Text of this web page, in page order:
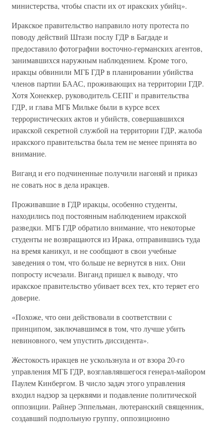
министерства, чтобы спасти их от иракских убийц».
Иракское правительство направило ноту протеста по
поводу действий Штази послу ГДР в Багдаде и
предоставило фотографии восточно-германских агентов,
занимавшихся наружным наблюдением. Кроме того,
иракцы обвинили МГБ ГДР в планировании убийства
членов партии БААС, проживающих на территории ГДР.
Хотя Хонеккер, руководитель СЕПГ и правительства
ГДР, и глава МГБ Мильке были в курсе всех
террористических актов и убийств, совершавшихся
иракской секретной службой на территории ГДР, жалоба
иракского правительства была тем не менее принята во
внимание.
Виганд и его подчиненные получили нагоняй и приказ
не совать нос в дела иракцев.
Проживавшие в ГДР иракцы, особенно студенты,
находились под постоянным наблюдением иракской
разведки. МГБ ГДР обратило внимание, что некоторые
студенты не возвращаются из Ирака, отправившись туда
на время каникул, и не сообщают в свои учебные
заведения о том, что больше не вернутся в них. Они
попросту исчезали. Виганд пришел к выводу, что
иракское правительство убивает всех тех, кто теряет его
доверие.
«Похоже, что они действовали в соответствии с
принципом, заключавшимся в том, что лучше убить
невиновного, чем упустить диссидента».
Жестокость иракцев не ускользнула и от взора 20-го
управления МГБ ГДР, возглавлявшегося генерал-майором
Паулем Кинбергом. В число задач этого управления
входил надзор за церквями и подавление политической
оппозиции. Райнер Эппельман, лютеранский священник,
создавший подпольную группу, оппозиционно